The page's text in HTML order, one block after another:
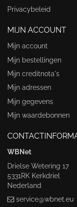
Privacybeleid
MIJN ACCOUNT
Mijn account
Mijn bestellingen
Mijn creditnota's
Mijn adressen
Mijn gegevens
Mijn waardebonnen
WBNet
Drielse Wetering 17
5331RK Kerkdriel
Nederland
service@wbnet.eu